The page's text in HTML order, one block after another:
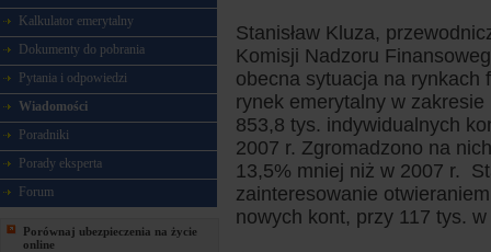
Kalkulator emerytalny
Dokumenty do pobrania
Pytania i odpowiedzi
Wiadomości
Poradniki
Porady eksperta
Forum
Porównaj ubezpieczenia na życie
online
Stanisław Kluza,
Komisji Nadzoru
obecna sytuacja na rynkach
rynek emerytalny w
853,8 tys. indywidualnych
2007 r. Zgromadzono na
13,5% mniej niż w 2007 r.
zainteresowanie
nowych kont, przy 117 tys.